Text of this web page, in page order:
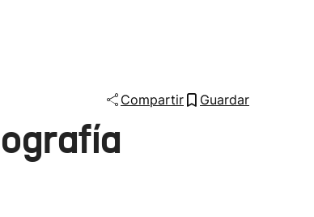
Compartir Guardar